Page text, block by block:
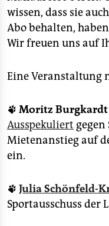
wissen, dass sie
Abo behalten,
Wir freuen uns auf
Eine Veranstaltung
🐾 Moritz Burgkardt
Ausspekuliert
Mietenanstieg auf
ein.
🐾 Julia Schönfeld-
Sportausschuss der